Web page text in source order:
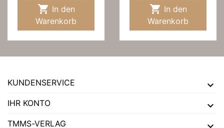

Warenkorb

Warenkorb
KUNDENSERVICE
IHR KONTO
TMMS-VERLAG